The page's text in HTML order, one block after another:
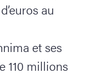
au
et ses
110 millions